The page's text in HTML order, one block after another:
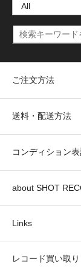
ご注文方法
送料・配送方法
コンディション
about SHOT
Links
レコード買い取り